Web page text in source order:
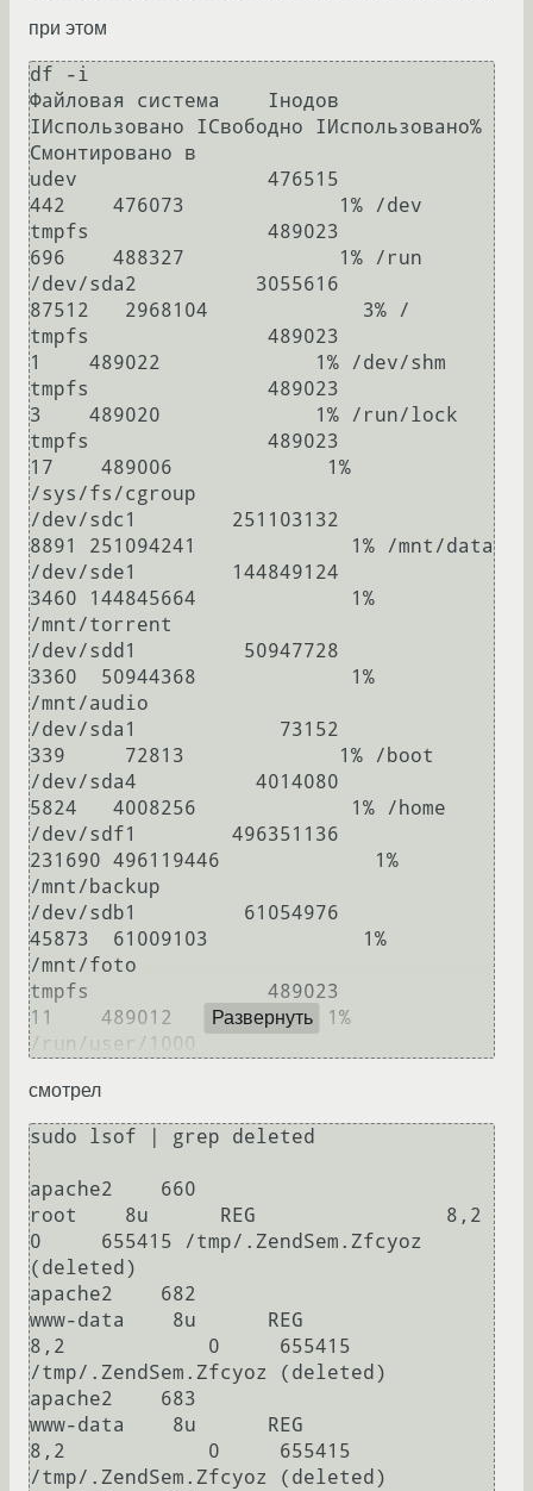
при этом
df -i
Файловая система    Iнодов
IИспользовано IСвободно IИспользовано%
Cмонтировано в
udev                476515
442    476073             1% /dev
tmpfs               489023
696    488327             1% /run
/dev/sda2          3055616
87512   2968104             3% /
tmpfs               489023
1    489022             1% /dev/shm
tmpfs               489023
3    489020             1% /run/lock
tmpfs               489023
17    489006             1%
/sys/fs/cgroup
/dev/sdc1        251103132
8891 251094241             1% /mnt/data
/dev/sde1        144849124
3460 144845664             1%
/mnt/torrent
/dev/sdd1         50947728
3360  50944368             1%
/mnt/audio
/dev/sda1            73152
339     72813             1% /boot
/dev/sda4          4014080
5824   4008256             1% /home
/dev/sdf1        496351136
231690 496119446             1%
/mnt/backup
/dev/sdb1         61054976
45873  61009103             1%
/mnt/foto
tmpfs               489023
11    489012             1%
Развернуть
смотрел
sudo lsof | grep deleted
apache2    660
root    8u      REG                8,2
0     655415 /tmp/.ZendSem.Zfcyoz
(deleted)
apache2    682
www-data    8u      REG
8,2            0     655415
/tmp/.ZendSem.Zfcyoz (deleted)
apache2    683
www-data    8u      REG
8,2            0     655415
/tmp/.ZendSem.Zfcyoz (deleted)